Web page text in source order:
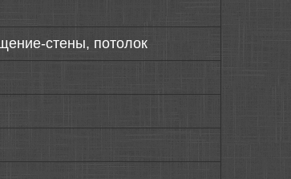
стены, потолок